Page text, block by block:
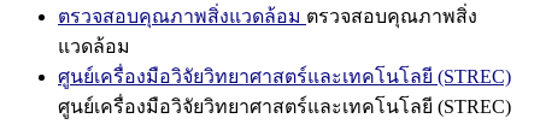
ตรวจสอบคุณภาพสิ่งแวดล้อม ตรวจสอบคุณภาพสิ่ง
แวดล้อม
ศูนย์เครื่องมือวิจัยวิทยาศาสตร์และเทคโนโลยี (STREC)
ศูนย์เครื่องมือวิจัยวิทยาศาสตร์และเทคโนโลยี (STREC)